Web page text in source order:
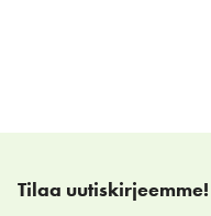
Tilaa uutiskirjeemme!